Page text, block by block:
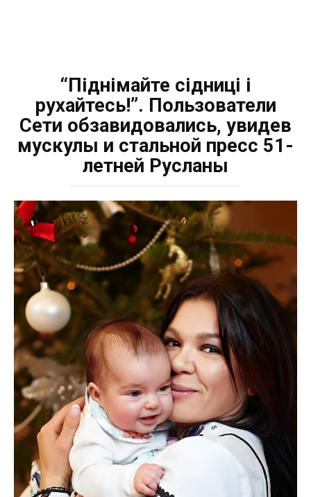
“Піднімайте сідниці і
рухайтесь!”. Пользователи
Сети обзавидовались, увидев
мускулы и стальной пресс 51-
летней Русланы